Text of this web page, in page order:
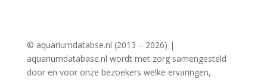
© aquariumdatabse.nl (2013 – 2026) |
aquariumdatabase.nl wordt met zorg samengesteld
door en voor onze bezoekers welke ervaringen,